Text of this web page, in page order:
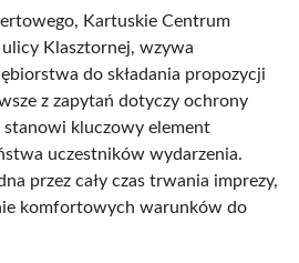
Kartuskie Centrum
Klasztornej, wzywa
do składania propozycji
z zapytań dotyczy ochrony
kluczowy element
uczestników wydarzenia.
przez cały czas trwania imprezy,
komfortowych warunków do